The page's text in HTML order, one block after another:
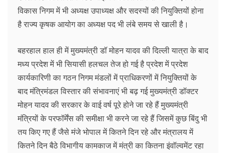
विकास निगम में भी अध्यक्ष उपाध्यक्ष और सदस्यों की नियुक्तियों होना
है राज्य कृषक आयोग का अध्यक्ष पद भी लंबे समय से खाली है।
बहरहाल हाल ही में मुख्यमंत्री डॉ मोहन यादव की दिल्ली यात्रा के बाद
मध्य प्रदेश में भी सियासी हलचल तेज हो गई है प्रदेश में प्रदेश
कार्यकारिणी का गठन निगम मंडलों में प्राधिकरणों में नियुक्तियों के
बाद मंत्रिमंडल विस्तार की संभावनाएं भी बढ़ गई मुख्यमंत्री डॉक्टर
मोहन यादव की सरकार के वाई वर्ष पूरे होने जा रहे हैं मुख्यमंत्री
मंत्रियों के परफॉर्मेंस की समीक्षा भी करने जा रहे हैं जिसमें कुछ बिंदु भी
तय किए गए हैं जैसे मंजे भोपाल में कितने दिन रहे और मंत्रालय में
कितने दिन बैठे विभागीय कामकाज में मंत्री का कितना इंवॉल्वमेंट रहा